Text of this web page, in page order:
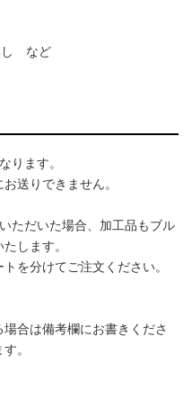
し など
ります。
送りできません。
ただいた場合、加工品もブル
します。
を分けてご注文ください。
合は備考欄にお書きくださ
。